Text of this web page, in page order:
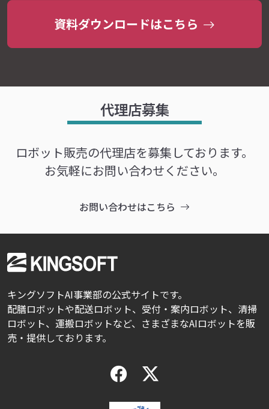
資料ダウンロードはこちら
代理店募集
ロボット販売の代理店を募集しております。
お気軽にお問い合わせください。
お問い合わせはこちら
キングソフトAI事業部の公式サイトです。
配膳ロボットや配送ロボット、受付・案内ロボット、清掃
ロボット、運搬ロボットなど、さまざまなAIロボットを販
売・提供しております。